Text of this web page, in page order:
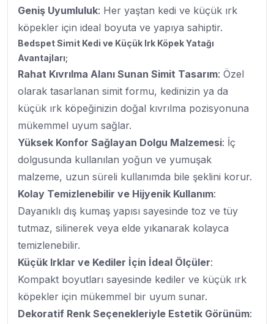
Geniş Uyumluluk: Her yaştan kedi ve küçük ırk
köpekler için ideal boyuta ve yapıya sahiptir.
Bedspet Simit Kedi ve Küçük Irk Köpek Yatağı
Avantajları;
Rahat Kıvrılma Alanı Sunan Simit Tasarım: Özel
olarak tasarlanan simit formu, kedinizin ya da
küçük ırk köpeğinizin doğal kıvrılma pozisyonuna
mükemmel uyum sağlar.
Yüksek Konfor Sağlayan Dolgu Malzemesi: İç
dolgusunda kullanılan yoğun ve yumuşak
malzeme, uzun süreli kullanımda bile şeklini korur.
Kolay Temizlenebilir ve Hijyenik Kullanım:
Dayanıklı dış kumaş yapısı sayesinde toz ve tüy
tutmaz, silinerek veya elde yıkanarak kolayca
temizlenebilir.
Küçük Irklar ve Kediler İçin İdeal Ölçüler:
Kompakt boyutları sayesinde kediler ve küçük ırk
köpekler için mükemmel bir uyum sunar.
Dekoratif Renk Seçenekleriyle Estetik Görünüm: